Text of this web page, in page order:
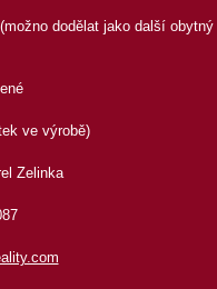
dodělat jako další obytný
ve výrobě)
Zelinka